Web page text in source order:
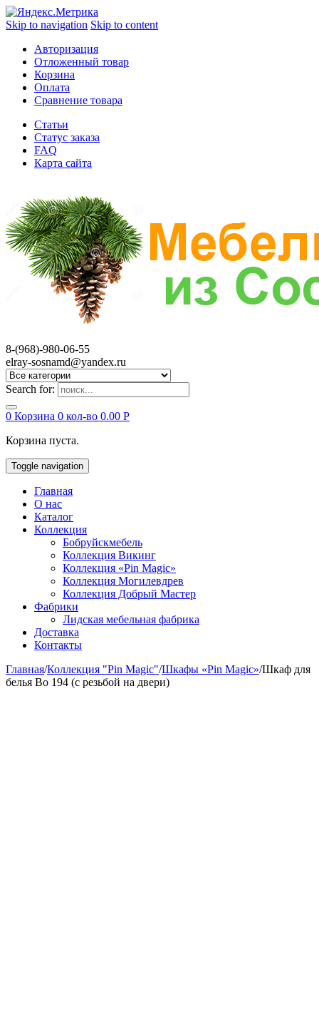
Skip to navigation Skip to content
Авторизация
Отложенный товар
Корзина
Оплата
Сравнение товара
Статьи
Статус заказа
FAQ
Карта сайта
8-(968)-980-06-55
elray-sosnamd@yandex.ru
Search for:
0 Корзина 0 кол-во 0.00 Р
Корзина пуста.
Toggle navigation
Главная
О нас
Каталог
Коллекция
Бобруйскмебель
Коллекция Викинг
Коллекция «Pin Magic»
Коллекция Могилевдрев
Коллекция Добрый Мастер
Фабрики
Лидская мебельная фабрика
Доставка
Контакты
Главная/Коллекция "Pin Magic"/Шкафы «Pin Magic»/Шкаф для
белья Bo 194 (с резьбой на двери)